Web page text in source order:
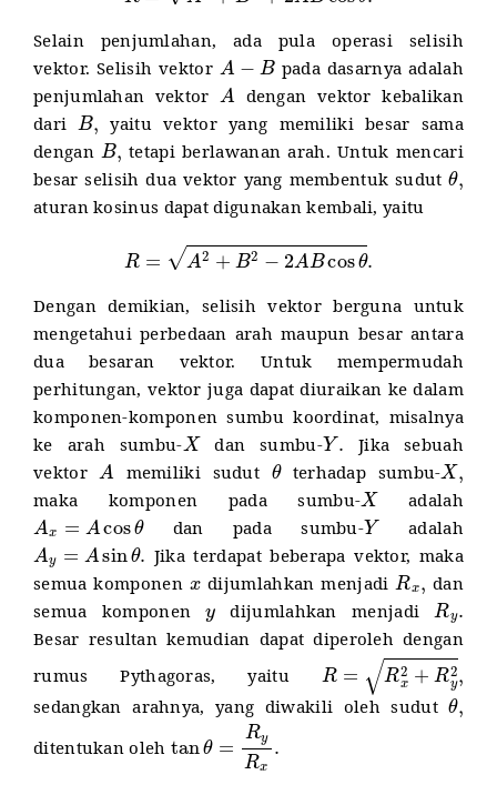
Selain penjumlahan, ada pula operasi selisih
vektor. Selisih vektor A−B
pada dasarnya adalah
penjumlahan vektorA dengan vektor kebalikan
dariB, yaitu vektor yang memiliki besar sama
denganB, tetapi berlawanan arah. Untuk mencari
besar selisih dua vektor yang membentuk sudutθ,
aturan kosinus dapat digunakan kembali, yaitu
=A2+B2−2ABcosθ.
Dengan demikian, selisih vektor berguna untuk
mengetahui perbedaan arah maupun besar antara
dua besaran vektor. Untuk mempermudah
perhitungan, vektor juga dapat diuraikan ke dalam
komponen-komponen sumbu koordinat, misalnya
ke arah sumbu-Xdan sumbu-Y. Jika sebuah
vektorA memiliki sudut θterhadap sumbu-X,
maka komponen pada sumbu-Xadalah
Ax=A cosθ dan pada sumbu-Yadalah
Ay =Asinθ.
Jika terdapat beberapa vektor, maka
semua komponen x dijumlahkan menjadiRx, dan
semua komponeny dijumlahkan menjadiRy.
Besar resultan kemudian dapat diperoleh dengan
rumus Pythagoras, yaitu
R= 2+Ry2,
sedangkan arahnya, yang diwakili oleh sudutθ,
ditentukan oleh tan θ yRx